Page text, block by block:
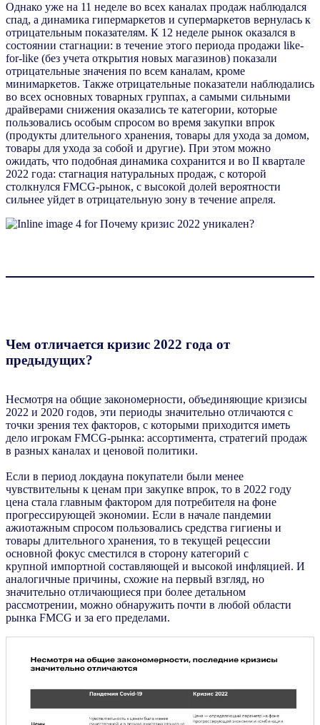
Однако уже на 11 неделе во всех каналах продаж наблюдался
спад, а динамика гипермаркетов и супермаркетов вернулась к
отрицательным показателям. К 12 неделе рынок оказался в
состоянии стагнации: в течение этого периода продажи like-
for-like (без учета открытия новых магазинов) показали
отрицательные значения по всем каналам, кроме
минимаркетов. Также отрицательные показатели наблюдались
во всех основных товарных группах, а самыми сильными
драйверами снижения оказались те категории, которые
пользовались особым спросом во время закупки впрок
(продукты длительного хранения, товары для ухода за домом,
товары для ухода за собой и другие). При этом можно
ожидать, что подобная динамика сохранится и во II квартале
2022 года: стагнация натуральных продаж, с которой
столкнулся FMCG-рынок, с высокой долей вероятности
сильнее уйдет в отрицательную зону в течение апреля.
Чем отличается кризис 2022 года от
предыдущих?
Несмотря на общие закономерности, объединяющие кризисы
2022 и 2020 годов, эти периоды значительно отличаются с
точки зрения тех факторов, с которыми приходится иметь
дело игрокам FMCG-рынка: ассортимента, стратегий продаж
в разных каналах и ценовой политики.
Если в период локдауна покупатели были менее
чувствительны к ценам при закупке впрок, то в 2022 году
цена стала главным фактором для потребителя на фоне
прогрессирующей экономии. Если в начале пандемии
ажиотажным спросом пользовались средства гигиены и
товары длительного хранения, то в текущей рецессии
основной фокус сместился в сторону категорий с
крупной импортной составляющей и высокой инфляцией. И
аналогичные причины, схожие на первый взгляд, но
значительно отличающиеся при более детальном
рассмотрении, можно обнаружить почти в любой области
рынка FMCG и за его пределами.